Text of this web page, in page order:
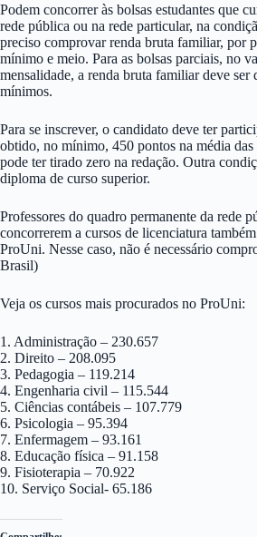
Podem concorrer às bolsas estudantes que
rede pública ou na rede particular, na
preciso comprovar renda bruta familiar, por
mínimo e meio. Para as bolsas parciais, no
mensalidade, a renda bruta familiar deve ser
mínimos.
Para se inscrever, o candidato deve ter
obtido, no mínimo, 450 pontos na média
pode ter tirado zero na redação. Outra
diploma de curso superior.
Professores do quadro permanente da rede
concorrerem a cursos de licenciatura
ProUni. Nesse caso, não é necessário
Brasil)
Veja os cursos mais procurados no ProUni:
1. Administração – 230.657
2. Direito – 208.095
3. Pedagogia – 119.214
4. Engenharia civil – 115.544
5. Ciências contábeis – 107.779
6. Psicologia – 95.394
7. Enfermagem – 93.161
8. Educação física – 91.158
9. Fisioterapia – 70.922
10. Serviço Social- 65.186